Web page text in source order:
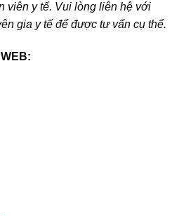
viên y tế. Vui lòng liên hệ với
gia y tế để được tư vấn cụ thể.